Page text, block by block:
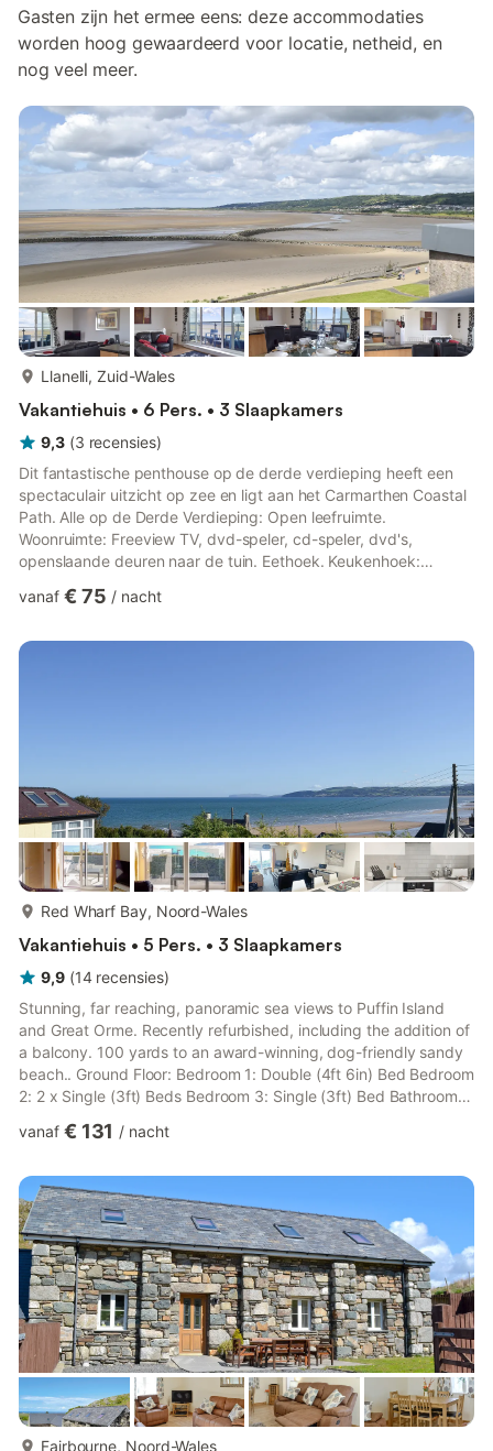
Gasten zijn het ermee eens: deze accommodaties
worden hoog gewaardeerd voor locatie, netheid, en
nog veel meer.
Llanelli, Zuid-Wales
Vakantiehuis • 6 Pers. • 3 Slaapkamers
9,3 (3 recensies)
Dit fantastische penthouse op de derde verdieping heeft een
spectaculair uitzicht op zee en ligt aan het Carmarthen Coastal
Path. Alle op de Derde Verdieping: Open leefruimte.
Woonruimte: Freeview TV, dvd-speler, cd-speler, dvd's,
openslaande deuren naar de tuin. Eethoek. Keukenhoek:
vaatwasser, wasmachine/droger. Slaapkamer 1: Super Kingsize
Kingsize (150 cm) bed. Slaapkamer 3: 2 x eenpersoonsbed (90
vanaf € 75 / nacht
Red Wharf Bay, Noord-Wales
Vakantiehuis • 5 Pers. • 3 Slaapkamers
9,9 (14 recensies)
Stunning, far reaching, panoramic sea views to Puffin Island
and Great Orme. Recently refurbished, including the addition of
a balcony. 100 yards to an award-winning, dog-friendly sandy
beach.. Ground Floor: Bedroom 1: Double (4ft 6in) Bed Bedroom
2: 2 x Single (3ft) Beds Bedroom 3: Single (3ft) Bed Bathroom:
Open plan living space. Living area: 43" Freeview TV, DVD
Dining area. Kitchen area: Breakfast Bar, Electric Cooker,
Microwave, Slow Cooker, Fridge/Freezer, Dishwa...
vanaf € 131 / nacht
Fairbourne, Noord-Wales